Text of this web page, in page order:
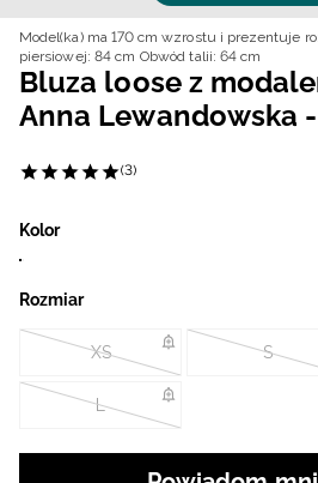
Model(ka) ma 170 cm wzrostu i prezentuje
piersiowej: 84 cm Obwód talii: 64 cm
Bluza loose z
Anna Lewandowska
(3)
Kolor
Rozmiar
XS S
L